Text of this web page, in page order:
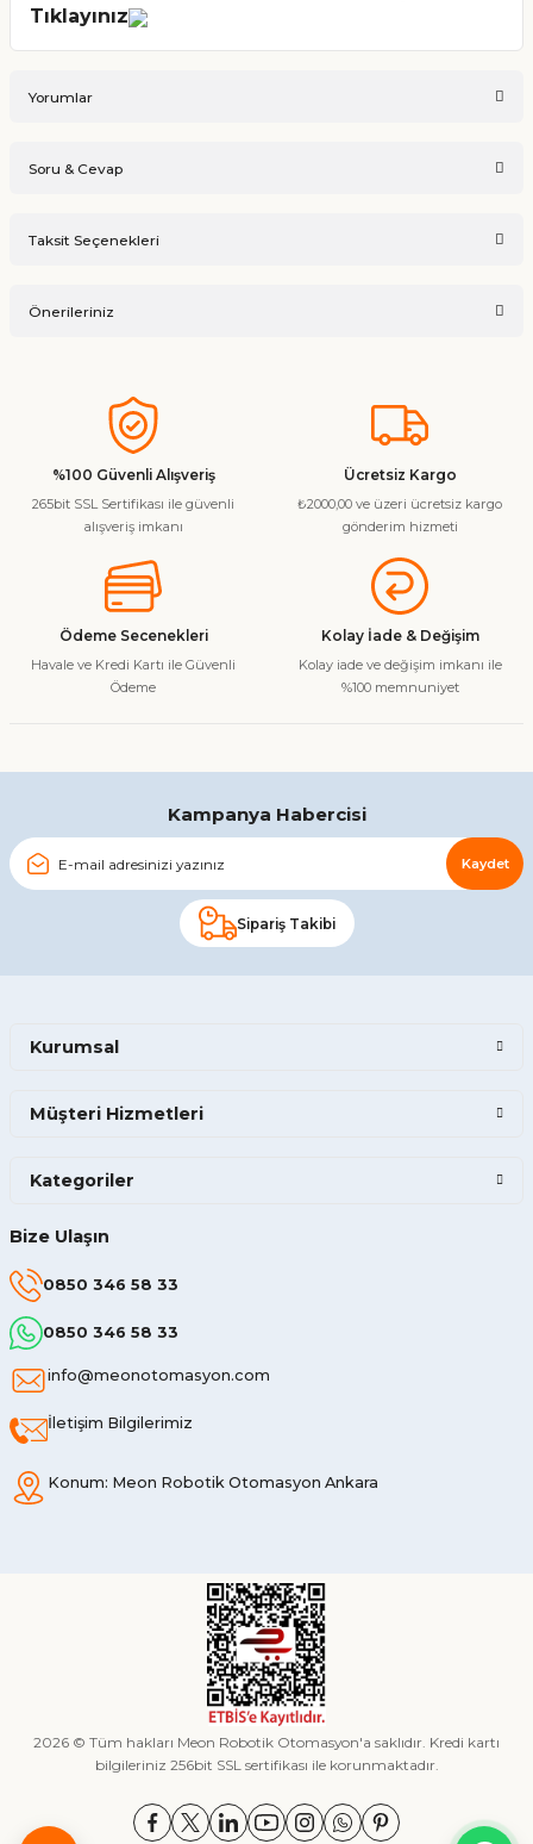
Tıklayınız
Yorumlar
Soru & Cevap
Taksit Seçenekleri
Önerileriniz
konularda yetersiz gördüğünüz noktaları öneri formunu
kullanarak tarafımıza iletebilirsiniz.
Görüş ve önerileriniz için teşekkür ederiz.
Ürün resmi kalitesiz, bozuk veya görüntülenemiyor.
Ürün bilgilerinde hatalar bulunuyor.
Ürün fiyatı diğer sitelerden daha pahalı.
Gönder
%100 Güvenli Alışveriş
265bit SSL Sertifikası ile güvenli
alışveriş imkanı
Ücretsiz Kargo
₺2000,00 ve üzeri ücretsiz kargo
gönderim hizmeti
Ödeme Secenekleri
Havale ve Kredi Kartı ile Güvenli
Ödeme
Kolay İade & Değişim
Kolay iade ve değişim imkanı ile
%100 memnuniyet
Kampanya Habercisi
Kaydet
Sipariş Takibi
Bize Ulaşın
0850 346 58 33
0850 346 58 33
info@meonotomasyon.com
İletişim Bilgilerimiz
Konum: Meon Robotik Otomasyon Ankara
Kurumsal
Müşteri Hizmetleri
Kategoriler
2026 © Tüm hakları Meon Robotik Otomasyon'a saklıdır. Kredi kartı
bilgileriniz 256bit SSL sertifikası ile korunmaktadır.